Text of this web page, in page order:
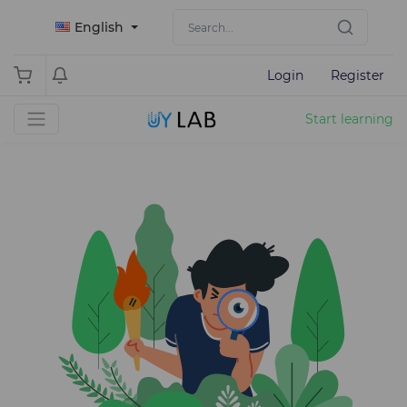
English
Login Register
Start learning